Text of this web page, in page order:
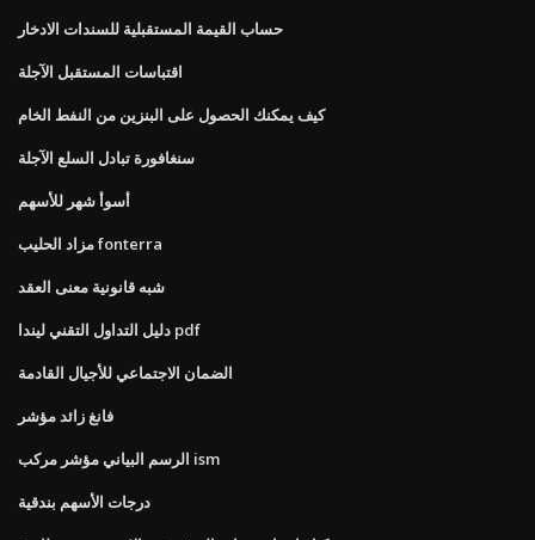
حساب القيمة المستقبلية للسندات الادخار
اقتباسات المستقبل الآجلة
كيف يمكنك الحصول على البنزين من النفط الخام
سنغافورة تبادل السلع الآجلة
أسوأ شهر للأسهم
مزاد الحليب fonterra
شبه قانونية معنى العقد
دليل التداول التقني ليندا pdf
الضمان الاجتماعي للأجيال القادمة
فانغ زائد مؤشر
الرسم البياني مؤشر مركب ism
درجات الأسهم بندقية